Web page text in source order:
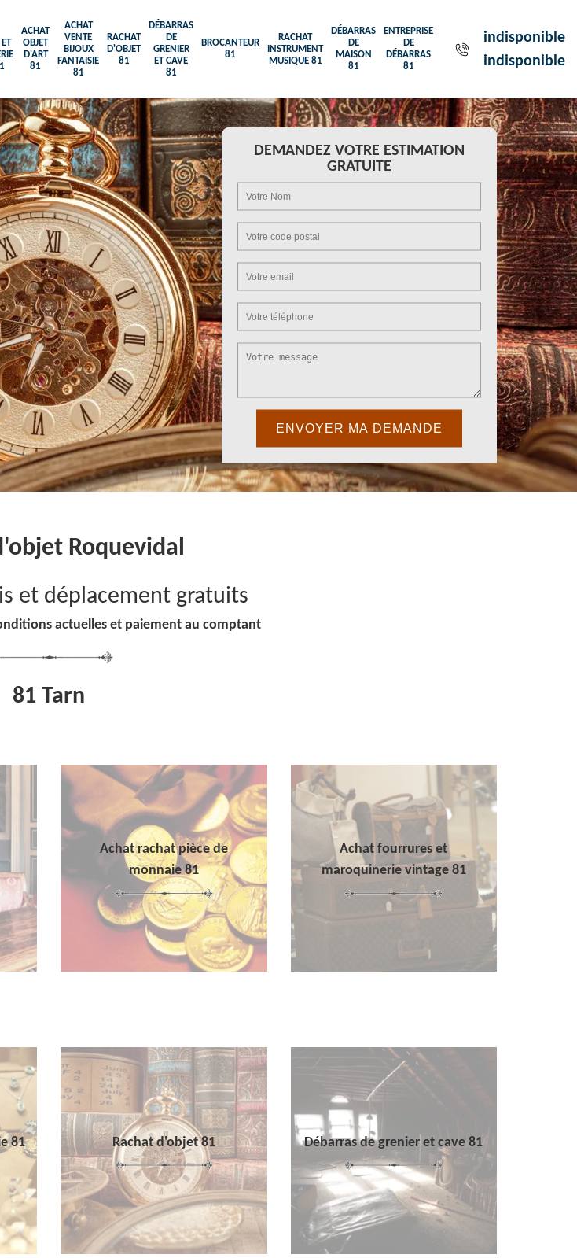
ACHAT
OBJET
D'ART
81
ACHAT
VENTE
BIJOUX
FANTAISIE
81
RACHAT
D'OBJET
81
DÉBARRAS
DE
GRENIER
ET CAVE
81
BROCANTEUR
81
RACHAT
INSTRUMENT
MUSIQUE 81
DÉBARRAS
DE
MAISON
81
ENTREPRISE
DE
DÉBARRAS
81
indisponible
indisponible
DEMANDEZ VOTRE ESTIMATION
GRATUITE
Roquevidal
et déplacement gratuits
actuelles et paiement au comptant
81 Tarn
Achat rachat pièce de
monnaie 81
Achat fourrures et
maroquinerie vintage 81
81 Rachat d'objet 81 Débarras de grenier et cave 81